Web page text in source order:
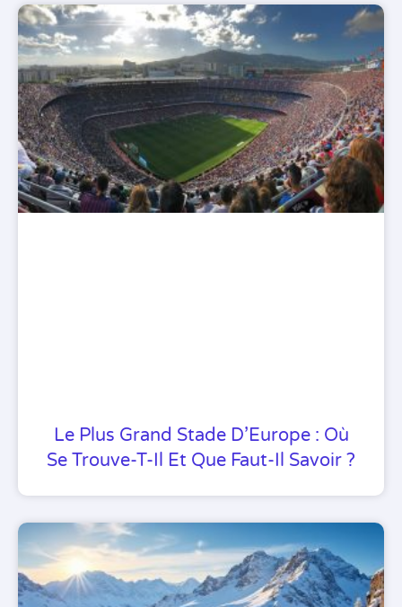
Le Plus Grand Stade D’Europe : Où
Se Trouve-T-Il Et Que Faut-Il Savoir ?